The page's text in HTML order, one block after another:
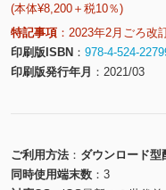
(本体¥8,200＋税10％)
特記事項
2023年2月ごろ改
印刷版ISBN
978-4-524-
印刷版発行年月
2021/03
ご利用方法
ダウンロード型
同時使用端末数
3